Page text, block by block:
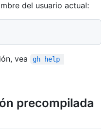
del usuario actual:
vea
gh help
precompilada